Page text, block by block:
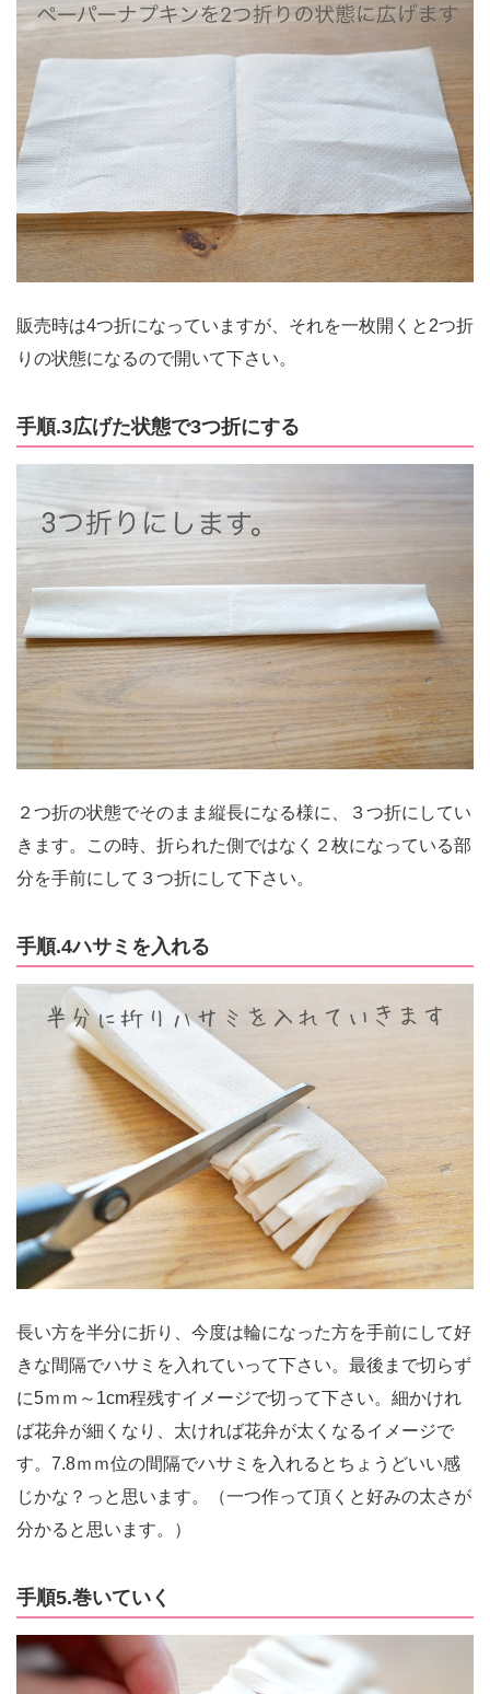
販売時は4つ折になっていますが、それを一枚開くと2つ折
りの状態になるので開いて下さい。
手順.3広げた状態で3つ折にする
２つ折の状態でそのまま縦長になる様に、３つ折にしてい
きます。この時、折られた側ではなく２枚になっている部
分を手前にして３つ折にして下さい。
手順.4ハサミを入れる
長い方を半分に折り、今度は輪になった方を手前にして好
きな間隔でハサミを入れていって下さい。最後まで切らず
に5ｍｍ～1cm程残すイメージで切って下さい。細かけれ
ば花弁が細くなり、太ければ花弁が太くなるイメージで
す。7.8ｍｍ位の間隔でハサミを入れるとちょうどいい感
じかな？っと思います。（一つ作って頂くと好みの太さが
分かると思います。）
手順5.巻いていく